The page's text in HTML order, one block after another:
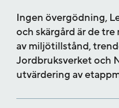
Ingen övergödning,
och skärgård är de
av miljötillstånd,
Jordbruksverket och
utvärdering av